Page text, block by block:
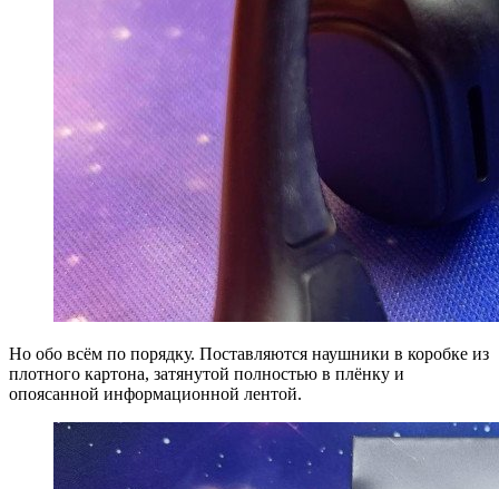
Но обо всём по порядку. Поставляются наушники в коробке из
плотного картона, затянутой полностью в плёнку и
опоясанной информационной лентой.